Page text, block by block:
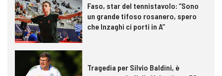
Faso, star del tennistavolo: “Sono
un grande tifoso rosanero, spero
che Inzaghi ci porti in A”
Tragedia per Silvio Baldini, è